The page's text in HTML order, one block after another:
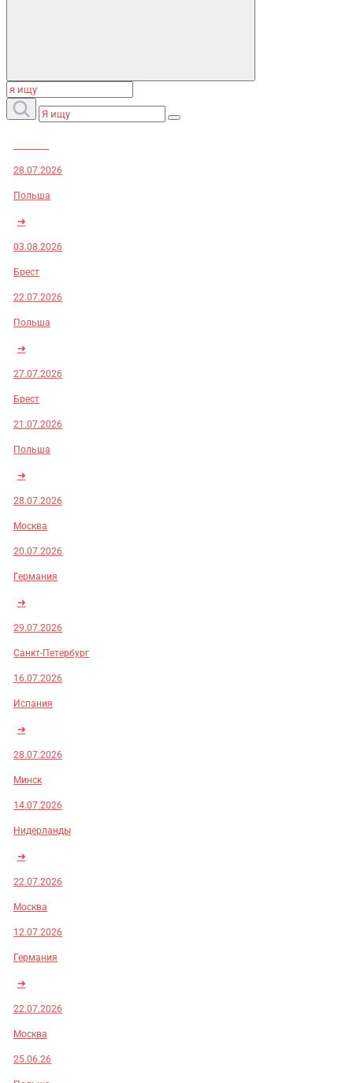
28.07.2026
Польша
➜
03.08.2026
Брест
22.07.2026
Польша
➜
27.07.2026
Брест
21.07.2026
Польша
➜
28.07.2026
Москва
20.07.2026
Германия
➜
29.07.2026
Санкт-Петербург
16.07.2026
Испания
➜
28.07.2026
Минск
14.07.2026
Нидерланды
➜
22.07.2026
Москва
12.07.2026
Германия
➜
22.07.2026
Москва
25.06.26